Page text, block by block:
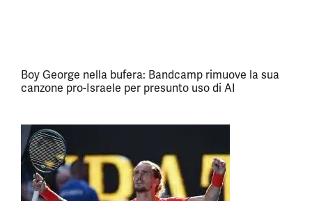
Boy George nella bufera: Bandcamp rimuove la sua
canzone pro-Israele per presunto uso di AI